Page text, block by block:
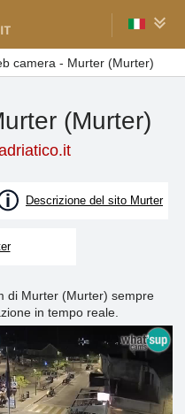
camera - Murter (Murter)
(Murter)
Descrizione del sito Murter
di Murter (Murter) sempre
in tempo reale.